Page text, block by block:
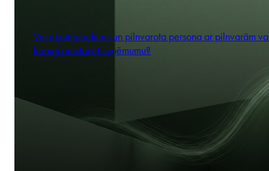
Vai rīkotājdirektors un pilnvarota persona ar pilnvarām
kopīgi pārstāvēt uzņēmumu?